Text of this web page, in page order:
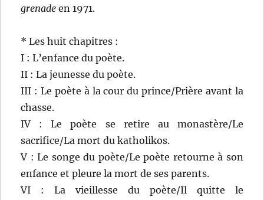
grenade en 1971.
* Les huit chapitres :
I : L’enfance du poète.
II : La jeunesse du poète.
III : Le poète à la cour du prince/Prière avant la
chasse.
IV : Le poète se retire au monastère/Le
sacrifice/La mort du katholikos.
V : Le songe du poète/Le poète retourne à son
enfance et pleure la mort de ses parents.
VI : La vieillesse du poète/Il quitte le